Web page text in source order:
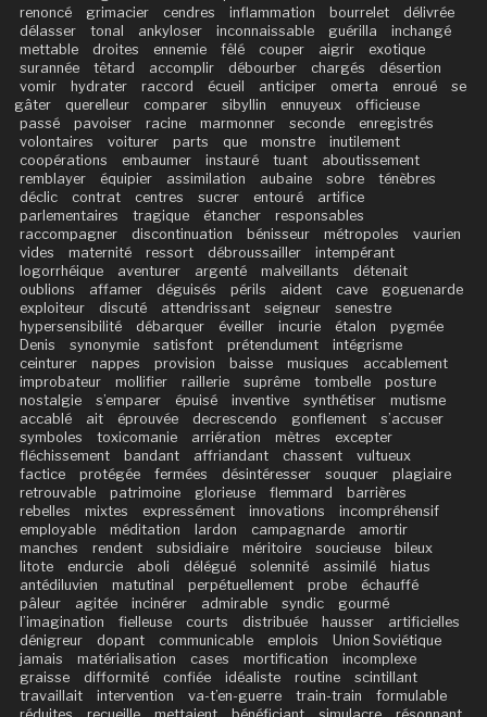
renoncé
grimacier cendres inflammation bourrelet
délivrée
délasser
tonal ankyloser inconnaissable guérilla
inchangé
mettable
droites ennemie fêlé couper aigrir
exotique
surannée
têtard accomplir débourber chargés
désertion
vomir
hydrater raccord écueil anticiper omerta enroué
se
gâter
querelleur comparer sibyllin ennuyeux
officieuse
passé
pavoiser racine marmonner seconde
enregistrés
volontaires
voiturer parts que monstre
inutilement
coopérations
embaumer instauré tuant
aboutissement
remblayer
équipier assimilation aubaine sobre
ténèbres
déclic
contrat centres sucrer entouré
artifice
parlementaires
tragique étancher
responsables
raccompagner
discontinuation bénisseur métropoles
vaurien
vides
maternité ressort débroussailler
intempérant
logorrhéique
aventurer argenté malveillants
détenait
oublions
affamer déguisés périls aident cave
goguenarde
exploiteur
discuté attendrissant seigneur
senestre
hypersensibilité
débarquer éveiller incurie étalon
pygmée
Denis
synonymie satisfont prétendument
intégrisme
ceinturer
nappes provision baisse musiques
accablement
improbateur
mollifier raillerie suprême tombelle
posture
nostalgie
s’emparer épuisé inventive synthétiser
mutisme
accablé
ait éprouvée decrescendo gonflement
s’accuser
symboles
toxicomanie arriération mètres
excepter
fléchissement
bandant affriandant chassent
vultueux
factice
protégée fermées désintéresser souquer
plagiaire
retrouvable
patrimoine glorieuse flemmard
barrières
rebelles
mixtes expressément innovations
incompréhensif
employable
méditation lardon campagnarde
amortir
manches
rendent subsidiaire méritoire soucieuse
bileux
litote
endurcie aboli délégué solennité assimilé
hiatus
antédiluvien
matutinal perpétuellement probe
échauffé
pâleur
agitée incinérer admirable syndic
gourmé
l’imagination
fielleuse courts distribuée hausser
artificielles
dénigreur
dopant communicable emplois
Union Soviétique
jamais
matérialisation cases mortification
incomplexe
graisse
difformité confiée idéaliste routine
scintillant
travaillait
intervention va-t’en-guerre train-train
formulable